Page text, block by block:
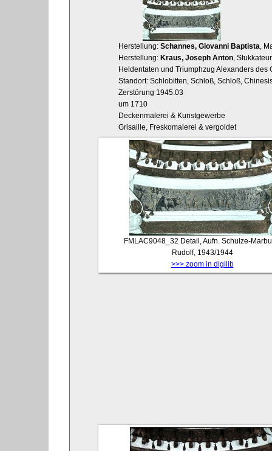
Herstellung: Schannes, Giovanni Baptista,
Herstellung: Kraus, Joseph Anton, Stukkateur
Heldentaten und Triumphzug Alexanders
Standort: Schlobitten, Schloß, Schloß,
Zerstörung 1945.03
um 1710
Deckenmalerei & Kunstgewerbe
Grisaille, Freskomalerei & vergoldet
FMLAC9048_32 Detail, Aufn. Schulze-
Rudolf, 1943/1944
>>> zoom in digilib